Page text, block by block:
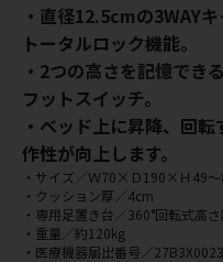
・直径12.5cmの3WAY
トータルロック機能。
・2つの高さを記憶でき
フットスイッチ。
・ベッド上に昇降、回
作性が向上します。
・サイズ／Ｗ70×Ｄ190×Ｈ49
・クッション厚／4cm
・専用足置き台／360°回転式高
・重量／約120kg
・医療機器届出番号／